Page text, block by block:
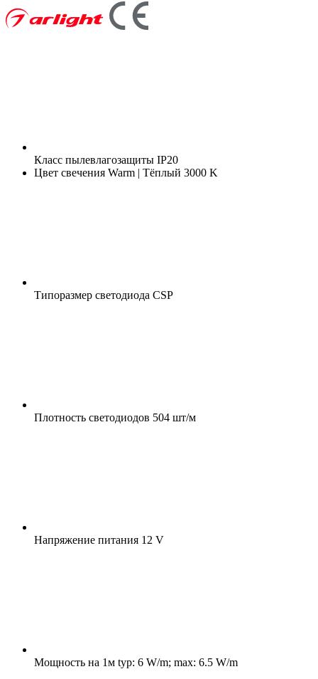
Класс пылевлагозащиты IP20
Цвет свечения Warm | Тёплый 3000 K
Типоразмер светодиода CSP
Плотность светодиодов 504 шт/м
Напряжение питания 12 V
Мощность на 1м typ: 6 W/m; max: 6.5 W/m